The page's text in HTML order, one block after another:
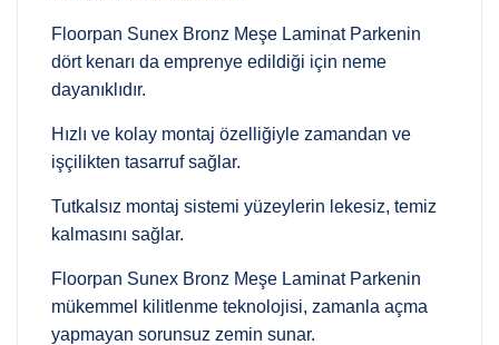
Floorpan Sunex Bronz Meşe Laminat Parkenin
dört kenarı da emprenye edildiği için neme
dayanıklıdır.
Hızlı ve kolay montaj özelliğiyle zamandan ve
işçilikten tasarruf sağlar.
Tutkalsız montaj sistemi yüzeylerin lekesiz, temiz
kalmasını sağlar.
Floorpan Sunex Bronz Meşe Laminat Parkenin
mükemmel kilitlenme teknolojisi, zamanla açma
yapmayan sorunsuz zemin sunar.